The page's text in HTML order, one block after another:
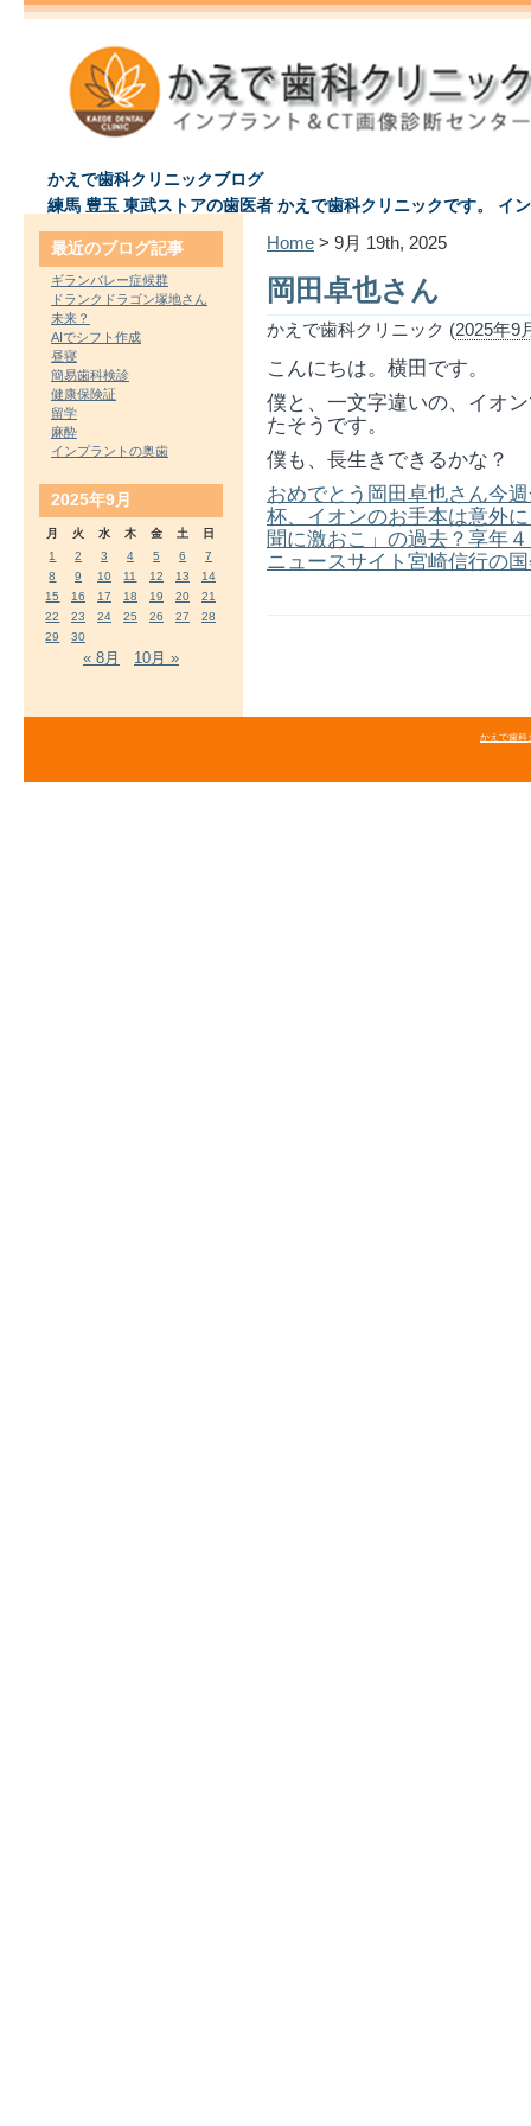
かえで歯科クリニックブログ
練馬 豊玉 東武ストアの歯医者 かえで歯科クリニックです。 イ
Home > 9月 19th, 2025
岡田卓也さん
かえで歯科クリニック (2025年9
こんにちは。横田です。
僕と、一文字違いの、イオ
たそうです。
僕も、長生きできるかな？
おめでとう岡田卓也さん今
杯、イオンのお手本は意外
聞に激おこ」の過去？享年
ニュースサイト宮崎信行の
最近のブログ記事
ギランバレー症候群
ドランクドラゴン塚地さん
未来？
AIでシフト作成
昼寝
簡易歯科検診
健康保険証
留学
麻酔
インプラントの奥歯
2025年9月
月 火 水 木 金 土
日
1
2 3 4 5 6
7
8
9 10 11 12 13
14
15
16 17 18 19 20
21
22
23 24 25 26 27
28
29
30
« 8月 10月 »
かえで歯科